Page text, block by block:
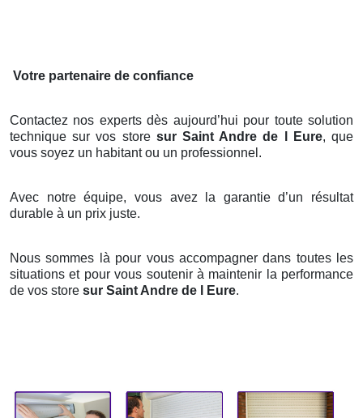
Votre partenaire de confiance
Contactez nos experts dès aujourd’hui pour toute solution
technique sur vos store sur Saint Andre de l Eure, que
vous soyez un habitant ou un professionnel.
Avec notre équipe, vous avez la garantie d’un résultat
durable à un prix juste.
Nous sommes là pour vous accompagner dans toutes les
situations et pour vous soutenir à maintenir la performance
de vos store sur Saint Andre de l Eure.